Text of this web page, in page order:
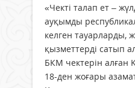
«Чекті талап ет –
ауқымды
келген тауарларды,
қызметтерді сатып
БКМ чектерін алған
18-ден жоғары